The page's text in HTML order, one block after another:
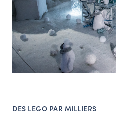
DES LEGO PAR MILLIERS